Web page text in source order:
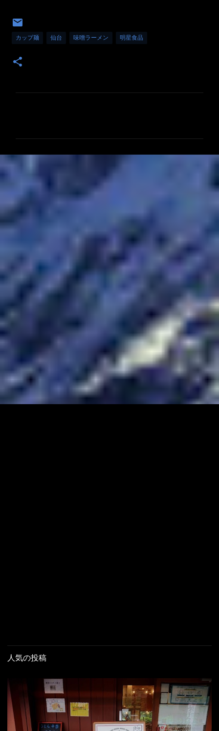
カップ麺 仙台 味噌ラーメン 明星食品
人気の投稿